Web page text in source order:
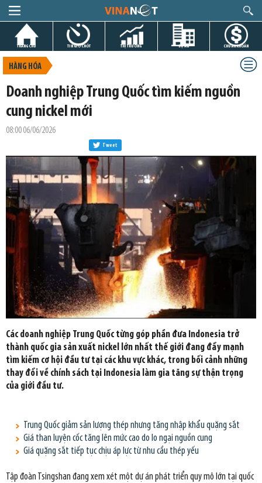
TRANG CHỦ TIN GIỜ CHÓT THỊ TRƯỜNG DỰ ÁN CHỨNG KHOÁN
HÀNG HÓA
Doanh nghiệp Trung Quốc tìm kiếm nguồn
cung nickel mới
08:00 06/06/2026
Tweet
Các doanh nghiệp Trung Quốc từng góp phần đưa Indonesia trở
thành quốc gia sản xuất nickel lớn nhất thế giới đang đẩy mạnh
tìm kiếm cơ hội đầu tư tại các khu vực khác, trong bối cảnh những
thay đổi về chính sách tại Indonesia làm gia tăng sự thận trọng
của giới đầu tư.
Trung Quốc giảm sản lượng thép nhưng tăng nhập khẩu quặng sắt
Giá than luyện cốc tăng lên mức cao do lo ngại nguồn cung
Giá quặng sắt tiếp tục chịu áp lực từ nhu cầu thép yếu
Tập đoàn Tsingshan đang xem xét một dự án phát triển quy mô lớn tại quốc